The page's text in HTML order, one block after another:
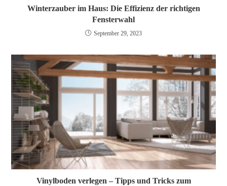
Winterzauber im Haus: Die Effizienz der richtigen
Fensterwahl
September 29, 2023
Vinylboden verlegen – Tipps und Tricks zum